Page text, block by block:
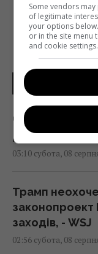
НОВИНИ
Чи справді
думають:
03:10 субота, 08
Трамп
законопроект
заходів, - WSJ
02:56 субота, 08
Some vendors
of legitimate
your options
or in the site menu
and cookie settings.